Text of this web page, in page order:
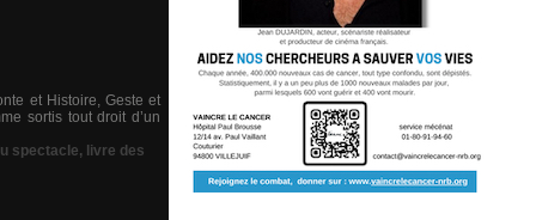
et Histoire, Geste et
sortis tout droit d’un
spectacle, livre des